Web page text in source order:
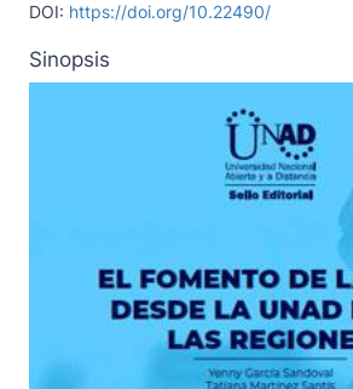
DOI: https://doi.org/10.22490/
Sinopsis